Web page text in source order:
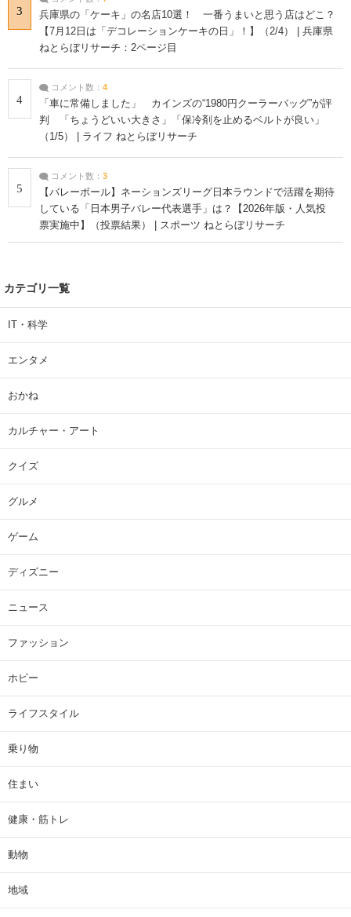
3
兵庫県の「ケーキ」の名店10選！ 一番うまいと思う店はどこ？
【7月12日は「デコレーションケーキの日」！】（2/4） | 兵庫県
ねとらぼリサーチ：2ページ目
4
コメント数： 4
「車に常備しました」 カインズの“1980円クーラーバッグ”が評
判 「ちょうどいい大きさ」「保冷剤を止めるベルトが良い」
（1/5） | ライフ ねとらぼリサーチ
5
コメント数： 3
【バレーボール】ネーションズリーグ日本ラウンドで活躍を期待
している「日本男子バレー代表選手」は？【2026年版・人気投
票実施中】（投票結果） | スポーツ ねとらぼリサーチ
カテゴリ一覧
IT・科学
エンタメ
おかね
カルチャー・アート
クイズ
グルメ
ゲーム
ディズニー
ニュース
ファッション
ホビー
ライフスタイル
乗り物
住まい
健康・筋トレ
動物
地域